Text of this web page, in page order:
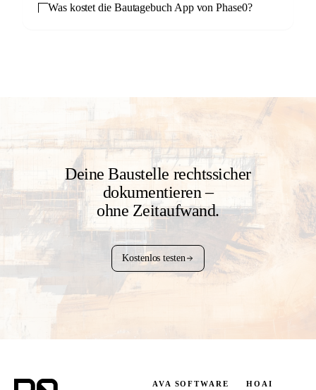
Was kostet die Bautagebuch App von Phase0?
Deine Baustelle rechtssicher
dokumentieren –
ohne Zeitaufwand.
Kostenlos testen
AVA SOFTWARE
HOAI